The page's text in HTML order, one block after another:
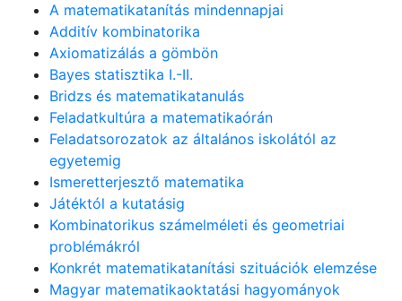
A matematikatanítás mindennapjai
Additív kombinatorika
Axiomatizálás a gömbön
Bayes statisztika I.-II.
Bridzs és matematikatanulás
Feladatkultúra a matematikaórán
Feladatsorozatok az általános iskolától az
egyetemig
Ismeretterjesztő matematika
Játéktól a kutatásig
Kombinatorikus számelméleti és geometriai
problémákról
Konkrét matematikatanítási szituációk elemzése
Magyar matematikaoktatási hagyományok